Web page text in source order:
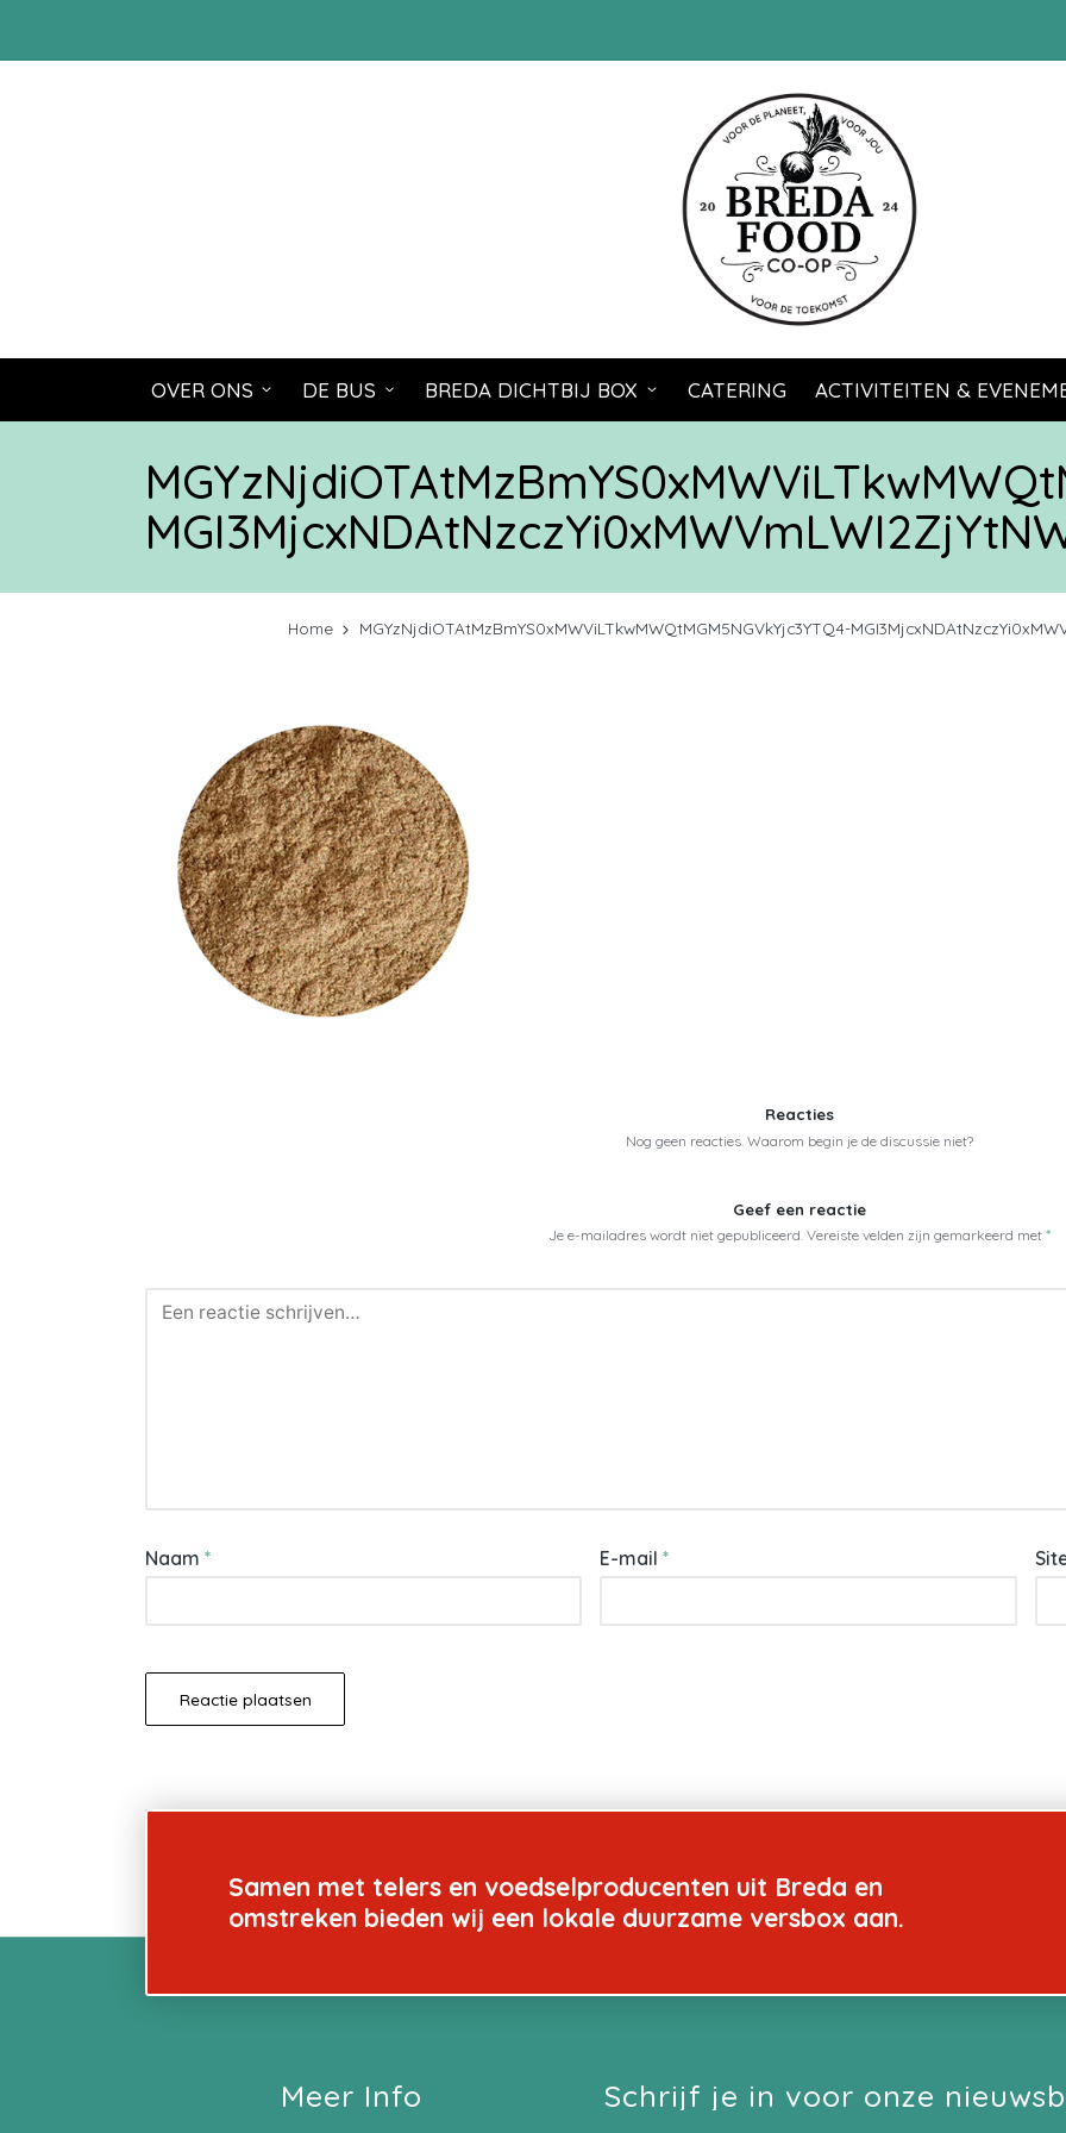
OVER ONS DE BUS BREDA DICHTBIJ BOX CATERING ACTIVITEITEN &
Home MGYzNjdiOTAtMzBmYS0xMWViLTkwMWQtMGM5NGVkYjc3YTQ4-
Reacties
Nog geen reacties. Waarom begin je de discussie niet?
Geef een reactie
Je e-mailadres wordt niet gepubliceerd. Vereiste velden zijn gemarkeerd met *
Naam * E-mail *
Samen met telers en voedselproducenten uit Breda en
omstreken bieden wij een lokale duurzame versbox aan.
Meer Info Schrijf je in voor onze